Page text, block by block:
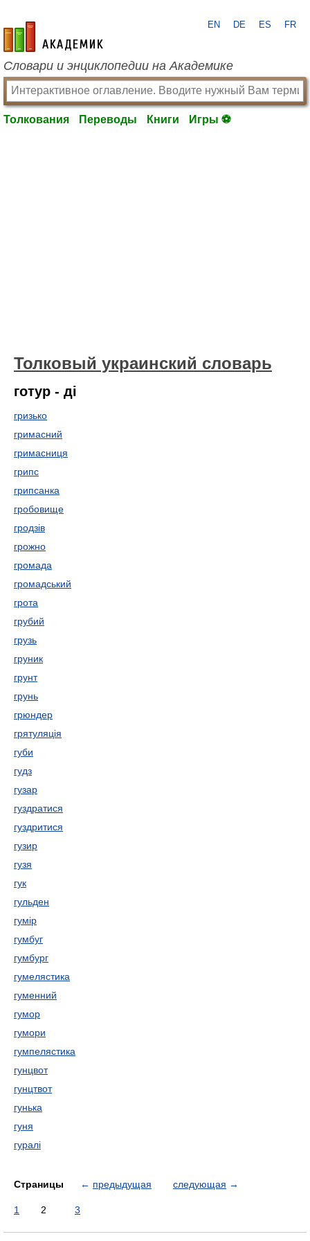
academic.ru
EN DE ES FR
Словари и энциклопедии на Академике
Толкования Переводы Книги Игры ⚽
Толковый украинский словарь
готур - ді
гризько
гримасний
гримасниця
грипс
грипсанка
гробовище
гродзів
грожно
громада
громадський
грота
грубий
грузь
груник
грунт
грунь
грюндер
грятуляція
губи
гудз
гузар
гуздратися
гуздритися
гузир
гузя
гук
гульден
гумір
гумбуг
гумбург
гумелястика
гуменний
гумор
гумори
гумпелястика
гунцвот
гунцтвот
гунька
гуня
гуралі
Страницы ← предыдущая следующая →
1 2 3